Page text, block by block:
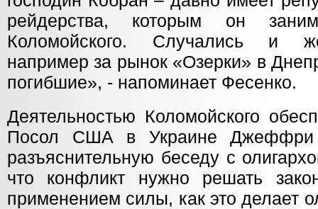
рейдерства, которым он
Коломойского. Случались и
например за рынок «Озерки» в
погибшие», - напоминает Фесенко.
Деятельностью Коломойского
Посол США в Украине Джеффри
разъяснительную беседу с
что конфликт нужно решать
применением силы, как это делает